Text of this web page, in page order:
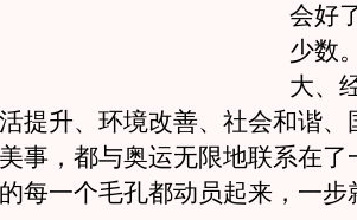
会好
少数
大、
提升、环境改善、社会和谐、
事，都与奥运无限地联系在了
每一个毛孔都动员起来，一